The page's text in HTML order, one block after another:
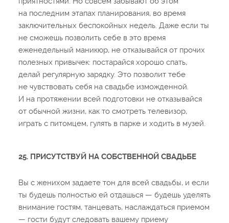
на последним этапах планирования, во время
заключительных беспокойных недель. Даже если ты
не сможешь позволить себе в это время
еженедельный маникюр, не отказывайся от прочих
полезных привычек: постарайся хорошо спать,
делай регулярную зарядку. Это позволит тебе
не чувствовать себя на свадьбе изможденной.
И на протяжении всей подготовки не отказывайся
от обычной жизни, как то смотреть телевизор,
играть с питомцем, гулять в парке и ходить в музей.
25. ПРИСУТСТВУЙ НА СОБСТВЕННОЙ СВАДЬБЕ
Вы с женихом задаете тон для всей свадьбы, и если
ты будешь полностью ей отдашься — будешь уделять
внимание гостям, танцевать, наслаждаться приемом
— гости будут следовать вашему приему